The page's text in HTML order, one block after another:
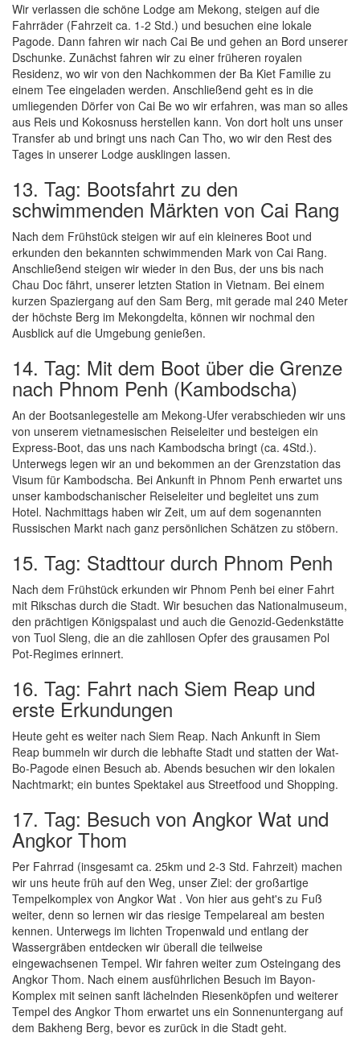
Wir verlassen die schöne Lodge am Mekong, steigen auf die
Fahrräder (Fahrzeit ca. 1-2 Std.) und besuchen eine lokale
Pagode. Dann fahren wir nach Cai Be und gehen an Bord unserer
Dschunke. Zunächst fahren wir zu einer früheren royalen
Residenz, wo wir von den Nachkommen der Ba Kiet Familie zu
einem Tee eingeladen werden. Anschließend geht es in die
umliegenden Dörfer von Cai Be wo wir erfahren, was man so alles
aus Reis und Kokosnuss herstellen kann. Von dort holt uns unser
Transfer ab und bringt uns nach Can Tho, wo wir den Rest des
Tages in unserer Lodge ausklingen lassen.
13. Tag: Bootsfahrt zu den
schwimmenden Märkten von Cai Rang
Nach dem Frühstück steigen wir auf ein kleineres Boot und
erkunden den bekannten schwimmenden Mark von Cai Rang.
Anschließend steigen wir wieder in den Bus, der uns bis nach
Chau Doc fährt, unserer letzten Station in Vietnam. Bei einem
kurzen Spaziergang auf den Sam Berg, mit gerade mal 240 Meter
der höchste Berg im Mekongdelta, können wir nochmal den
Ausblick auf die Umgebung genießen.
14. Tag: Mit dem Boot über die Grenze
nach Phnom Penh (Kambodscha)
An der Bootsanlegestelle am Mekong-Ufer verabschieden wir uns
von unserem vietnamesischen Reiseleiter und besteigen ein
Express-Boot, das uns nach Kambodscha bringt (ca. 4Std.).
Unterwegs legen wir an und bekommen an der Grenzstation das
Visum für Kambodscha. Bei Ankunft in Phnom Penh erwartet uns
unser kambodschanischer Reiseleiter und begleitet uns zum
Hotel. Nachmittags haben wir Zeit, um auf dem sogenannten
Russischen Markt nach ganz persönlichen Schätzen zu stöbern.
15. Tag: Stadttour durch Phnom Penh
Nach dem Frühstück erkunden wir Phnom Penh bei einer Fahrt
mit Rikschas durch die Stadt. Wir besuchen das Nationalmuseum,
den prächtigen Königspalast und auch die Genozid-Gedenkstätte
von Tuol Sleng, die an die zahllosen Opfer des grausamen Pol
Pot-Regimes erinnert.
16. Tag: Fahrt nach Siem Reap und
erste Erkundungen
Heute geht es weiter nach Siem Reap. Nach Ankunft in Siem
Reap bummeln wir durch die lebhafte Stadt und statten der Wat-
Bo-Pagode einen Besuch ab. Abends besuchen wir den lokalen
Nachtmarkt; ein buntes Spektakel aus Streetfood und Shopping.
17. Tag: Besuch von Angkor Wat und
Angkor Thom
Per Fahrrad (insgesamt ca. 25km und 2-3 Std. Fahrzeit) machen
wir uns heute früh auf den Weg, unser Ziel: der großartige
Tempelkomplex von Angkor Wat . Von hier aus geht's zu Fuß
weiter, denn so lernen wir das riesige Tempelareal am besten
kennen. Unterwegs im lichten Tropenwald und entlang der
Wassergräben entdecken wir überall die teilweise
eingewachsenen Tempel. Wir fahren weiter zum Osteingang des
Angkor Thom. Nach einem ausführlichen Besuch im Bayon-
Komplex mit seinen sanft lächelnden Riesenköpfen und weiterer
Tempel des Angkor Thom erwartet uns ein Sonnenuntergang auf
dem Bakheng Berg, bevor es zurück in die Stadt geht.